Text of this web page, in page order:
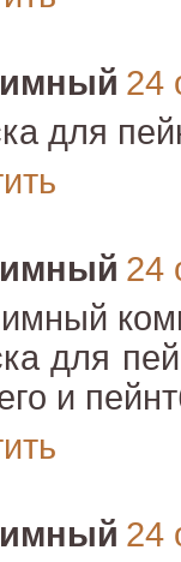
24
для
24
для
и
24